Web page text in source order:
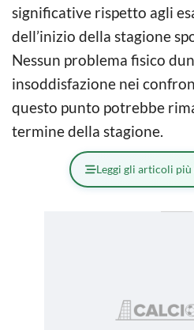
significative rispetto agli
dell’inizio della stagione
Nessun problema fisico
insoddisfazione nei
questo punto potrebbe
termine della stagione.
Leggi gli articoli